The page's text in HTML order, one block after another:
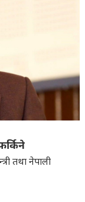
तथा नेपाली